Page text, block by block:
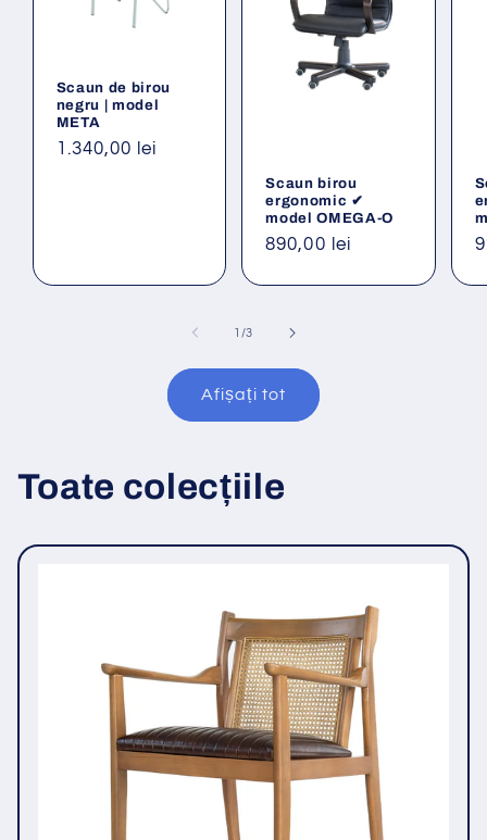
Scaun de birou
negru | model
META
Preț
1.340,00 lei
Scaun birou
ergonomic ✔
model OMEGA-O
Preț
890,00 lei
1 /din
3
Afișați tot
Toate colecțiile